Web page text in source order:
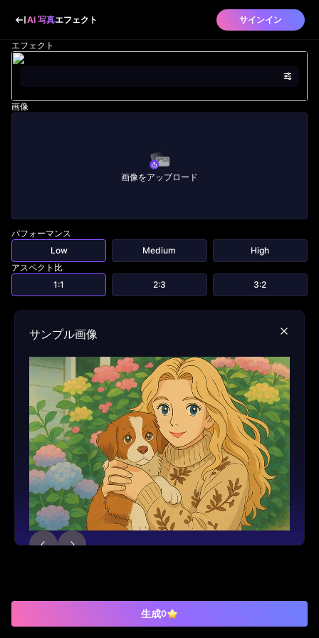
AI 写真エフェクト サインイン
エフェクト
画像
画像をアップロード
パフォーマンス
Low
Medium
High
アスペクト比
1:1
2:3 3:2
生成0
サンプル画像